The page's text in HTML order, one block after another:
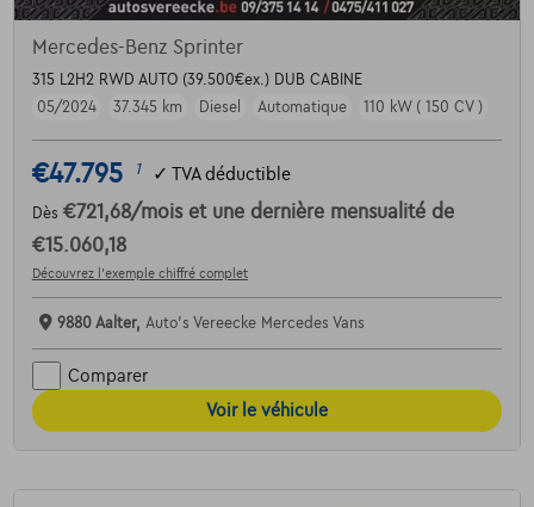
Mercedes-Benz Sprinter
315 L2H2 RWD AUTO (39.500€ex.) DUB CABINE
05/2024
37.345 km Diesel Automatique 110 kW ( 150 CV )
€47.795 1 ✓ TVA déductible
Dès €721,68/mois et une dernière mensualité de
€15.060,18
Découvrez l’exemple chiffré complet
9880 Aalter, Auto's Vereecke Mercedes Vans
Comparer
Voir le véhicule